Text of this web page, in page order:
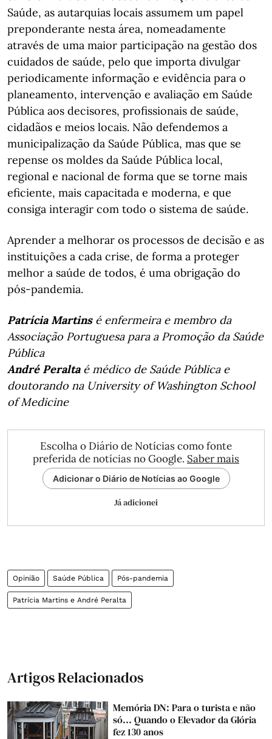
Saúde, as autarquias locais assumem um papel
preponderante nesta área, nomeadamente
através de uma maior participação na gestão dos
cuidados de saúde, pelo que importa divulgar
periodicamente informação e evidência para o
planeamento, intervenção e avaliação em Saúde
Pública aos decisores, profissionais de saúde,
cidadãos e meios locais. Não defendemos a
municipalização da Saúde Pública, mas que se
repense os moldes da Saúde Pública local,
regional e nacional de forma que se torne mais
eficiente, mais capacitada e moderna, e que
consiga interagir com todo o sistema de saúde.
Aprender a melhorar os processos de decisão e as
instituições a cada crise, de forma a proteger
melhor a saúde de todos, é uma obrigação do
pós-pandemia.
Patrícia Martinsé enfermeira e membro da
Associação Portuguesa para a Promoção da Saúde
Pública
André Peraltaé médico de Saúde Pública e
doutorando na University of Washington School
of Medicine
Escolha o Diário de Notícias como fonte
preferida de notícias no Google. Saber mais
Adicionar o Diário de Notícias ao Google
Já adicionei
Opinião Saúde Pública Pós-pandemia
Patrícia Martins e André Peralta
Artigos Relacionados
Memória DN: Para o turista e não
só... Quando o Elevador da Glória
fez 130 anos